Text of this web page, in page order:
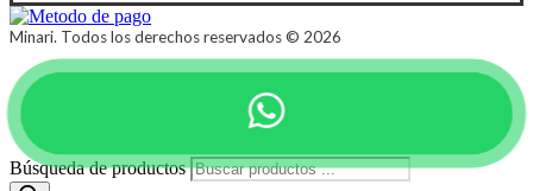
Minari. Todos los derechos reservados © 2026
Búsqueda de productos